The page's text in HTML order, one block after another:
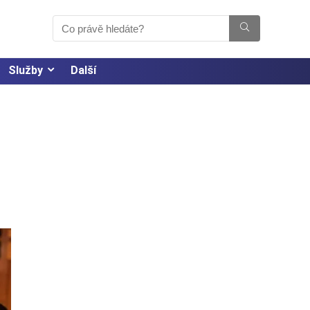
Služby Další